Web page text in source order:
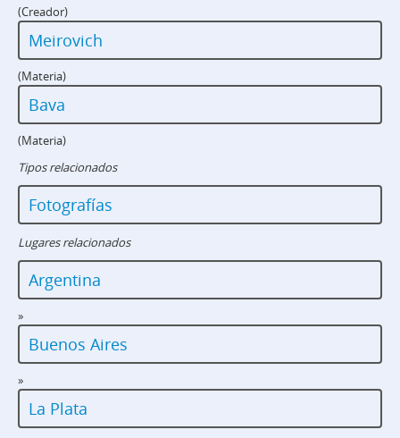
(Creador)
Meirovich
(Materia)
Bava
(Materia)
Tipos relacionados
Fotografías
Lugares relacionados
Argentina
»
Buenos Aires
»
La Plata